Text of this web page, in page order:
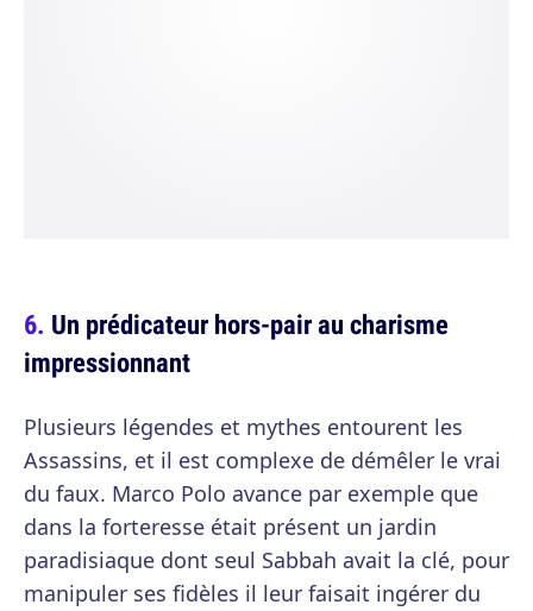
Un prédicateur hors-pair au charisme
impressionnant
Plusieurs légendes et mythes entourent les
Assassins, et il est complexe de démêler le vrai
du faux. Marco Polo avance par exemple que
dans la forteresse était présent un jardin
paradisiaque dont seul Sabbah avait la clé, pour
manipuler ses fidèles il leur faisait ingérer du